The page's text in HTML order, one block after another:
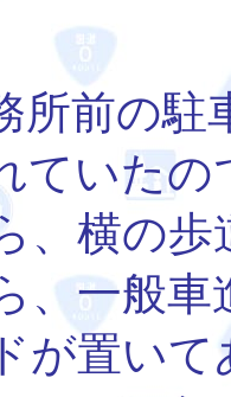
前の駐
ていた
、横の
、一般
が置いて